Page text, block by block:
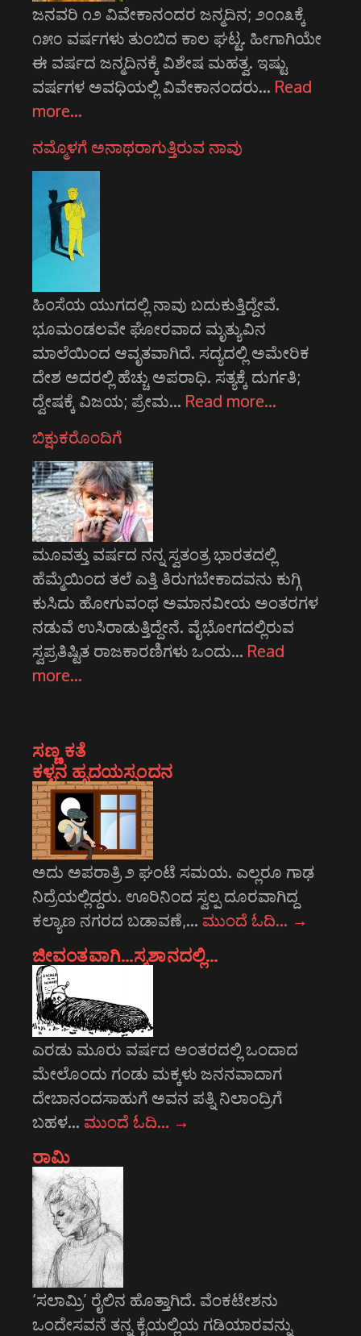
ಜನವರಿ ೧೨ ವಿವೇಕಾನಂದರ ಜನ್ಮದಿನ; ೨೦೧೩ಕ್ಕೆ
೧೫೦ ವರ್ಷಗಳು ತುಂಬಿದ ಕಾಲ ಘಟ್ಟ. ಹೀಗಾಗಿಯೇ
ಈ ವರ್ಷದ ಜನ್ಮದಿನಕ್ಕೆ ವಿಶೇಷ ಮಹತ್ವ. ಇಷ್ಟು
ವರ್ಷಗಳ ಅವಧಿಯಲ್ಲಿ ವಿವೇಕಾನಂದರು… Read
more…
ನಮ್ಮೊಳಗೆ ಅನಾಥರಾಗುತ್ತಿರುವ ನಾವು
ಹಿಂಸೆಯ ಯುಗದಲ್ಲಿ ನಾವು ಬದುಕುತ್ತಿದ್ದೇವೆ.
ಭೂಮಂಡಲವೇ ಘೋರವಾದ ಮೃತ್ಯುವಿನ
ಮಾಲೆಯಿಂದ ಆವೃತವಾಗಿದೆ. ಸದ್ಯದಲ್ಲಿ ಅಮೇರಿಕ
ದೇಶ ಅದರಲ್ಲಿ ಹೆಚ್ಚು ಅಪರಾಧಿ. ಸತ್ಯಕ್ಕೆ ದುರ್ಗತಿ;
ದ್ವೇಷಕ್ಕೆ ವಿಜಯ; ಪ್ರೇಮ… Read more…
ಬಿಕ್ಷುಕರೊಂದಿಗೆ
ಮೂವತ್ತು ವರ್ಷದ ನನ್ನ ಸ್ವತಂತ್ರ ಭಾರತದಲ್ಲಿ
ಹೆಮ್ಮೆಯಿಂದ ತಲೆ ಎತ್ತಿ ತಿರುಗಬೇಕಾದವನು ಕುಗ್ಗಿ
ಕುಸಿದು ಹೋಗುವಂಥ ಅಮಾನವೀಯ ಅಂತರಗಳ
ನಡುವೆ ಉಸಿರಾಡುತ್ತಿದ್ದೇನೆ. ವೈಭೋಗದಲ್ಲಿರುವ
ಸ್ವಪ್ರತಿಷ್ಟಿತ ರಾಜಕಾರಣಿಗಳು ಒಂದು… Read
more…
ಸಣ್ಣ ಕತೆ
ಕಳ್ಳನ ಹೃದಯಸ್ಪಂದನ
ಅದು ಅಪರಾತ್ರಿ ೨ ಘಂಟೆ ಸಮಯ. ಎಲ್ಲರೂ ಗಾಢ
ನಿದ್ರೆಯಲ್ಲಿದ್ದರು. ಊರಿನಿಂದ ಸ್ವಲ್ಪ ದೂರವಾಗಿದ್ದ
ಕಲ್ಯಾಣ ನಗರದ ಬಡಾವಣೆ,… ಮುಂದೆ ಓದಿ… →
ಜೀವಂತವಾಗಿ…ಸ್ಮಶಾನದಲ್ಲಿ…
ಎರಡು ಮೂರು ವರ್ಷದ ಅಂತರದಲ್ಲಿ ಒಂದಾದ
ಮೇಲೊಂದು ಗಂಡು ಮಕ್ಕಳು ಜನನವಾದಾಗ
ದೇಬಾನಂದಸಾಹುಗೆ ಅವನ ಪತ್ನಿ ನಿಲಾಂದ್ರಿಗೆ
ಬಹಳ… ಮುಂದೆ ಓದಿ… →
ರಾಮಿ
‘ಸಲಾಮ್ರಿ’ ರೈಲಿನ ಹೊತ್ತಾಗಿದೆ. ವೆಂಕಟೇಶನು
ಒಂದೇಸವನೆ ತನ್ನ ಕೈಯಲ್ಲಿಯ ಗಡಿಯಾರವನ್ನು